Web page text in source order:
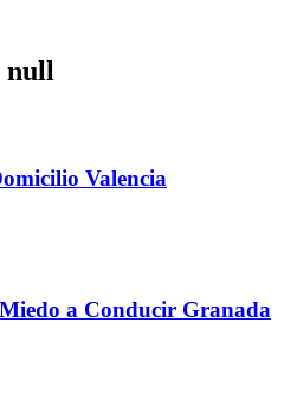
null
Valencia
a Conducir Granada